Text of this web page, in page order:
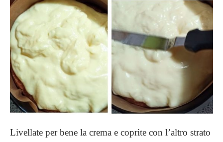
Livellate per bene la crema e coprite con l’altro strato